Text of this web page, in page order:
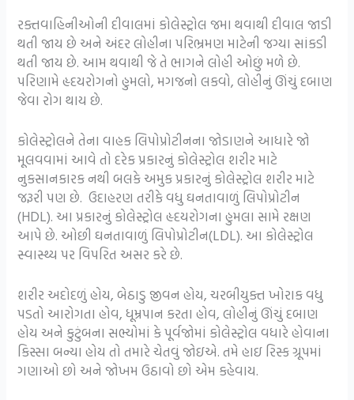
રક્તવાહિનીઓની દીવાલમાં કોલેસ્ટ્રોલ જમા થવાથી દીવાલ જાડી
થતી જાય છે અને અંદર લોહીના પરિભ્રમણ માટેની જગ્યા સાંકડી
થતી જાય છે. આમ થવાથી જે તે ભાગને લોહી ઓછું મળે છે.
પરિણામે હૃદયરોગનો હુમલો, મગજનો લકવો, લોહીનું ઊંચું દબાણ
જેવા રોગ થાય છે.
કોલેસ્ટ્રોલને તેના વાહક લિપોપ્રોટીનના જોડાણને આધારે જો
મૂલવવામાં આવે તો દરેક પ્રકારનું કોલેસ્ટ્રોલ શરીર માટે
નુકસાનકારક નથી બલકે અમુક પ્રકારનું કોલેસ્ટ્રોલ શરીર માટે
જરૂરી પણ છે. ઉદાહરણ તરીકે વધુ ઘનતાવાળું લિપોપ્રોટીન
(HDL). આ પ્રકારનું કોલેસ્ટ્રોલ હૃદયરોગના હુમલા સામે રક્ષણ
આપે છે. ઓછી ઘનતાવાળું લિપોપ્રોટીન(LDL). આ કોલેસ્ટ્રોલ
સ્વાસ્થ્ય પર વિપરિત અસર કરે છે.
શરીર અદોદળું હોય, બેઠાડુ જીવન હોય, ચરબીયુક્ત ખોરાક વધુ
પડતો આરોગતા હોવ, ધૂમ્રપાન કરતા હોવ, લોહીનું ઊંચું દબાણ
હોય અને કુટુંબના સભ્યોમાં કે પૂર્વજોમાં કોલેસ્ટ્રોલ વધારે હોવાના
કિસ્સા બન્યા હોય તો તમારે ચેતવું જોઇએ. તમે હાઇ રિસ્ક ગ્રૂપમાં
ગણાઓ છો અને જોખમ ઉઠાવો છો એમ કહેવાય.